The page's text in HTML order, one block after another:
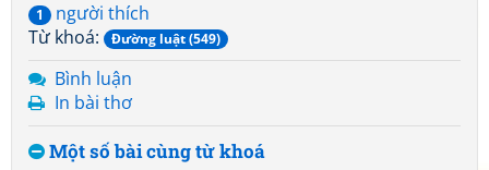
1
người thích
Từ khoá:
Đường luật (549)
Bình luận
In bài thơ
Một số bài cùng từ khoá